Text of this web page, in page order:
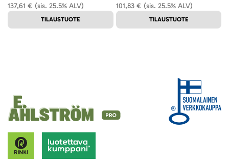
(sis. 25.5% ALV)
137,61 €
TILAUSTUOTE
(sis. 25.5% ALV)
101,83 €
TILAUSTUOTE